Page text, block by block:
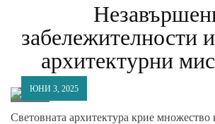
забележителности
архитектурни
ЮНИ 3, 2025
Световната архитектура крие множество